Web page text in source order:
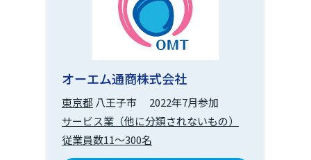
オーエム通商株式会社
東京都 八王子市
2022年7月参加
サービス業（他に分類されないもの）
従業員数11～300名